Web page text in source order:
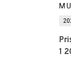
M
1